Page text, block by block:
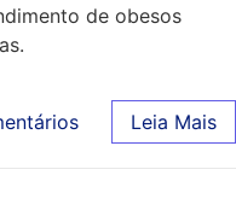
de obesos
Leia Mais